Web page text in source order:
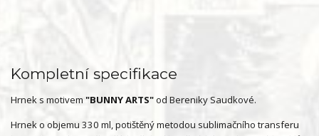
Kompletní specifikace
Hrnek s motivem "BUNNY ARTS"od Bereniky Saudkové.
Hrnek o objemu 330 ml, potištěný metodou sublimačního transferu